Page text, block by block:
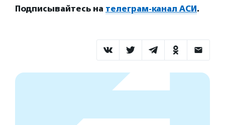
Подписывайтесь на телеграм-канал АСИ.